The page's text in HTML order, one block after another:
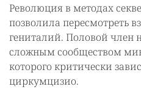
Революция в методах
позволила пересмотреть
гениталий. Половой член
сложным сообществом
которого критически
циркумцизио.